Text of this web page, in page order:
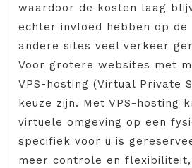
waardoor de kosten laag
echter invloed hebben op
andere sites veel verkeer
Voor grotere websites met
VPS-hosting (Virtual Private
keuze zijn. Met VPS-hosting
virtuele omgeving op een
specifiek voor u is
meer controle en